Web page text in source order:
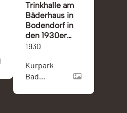
Trinkhalle am
Bäderhaus in
Bodendorf in
den 1930er
Jahren
1930
Kurpark
Bad